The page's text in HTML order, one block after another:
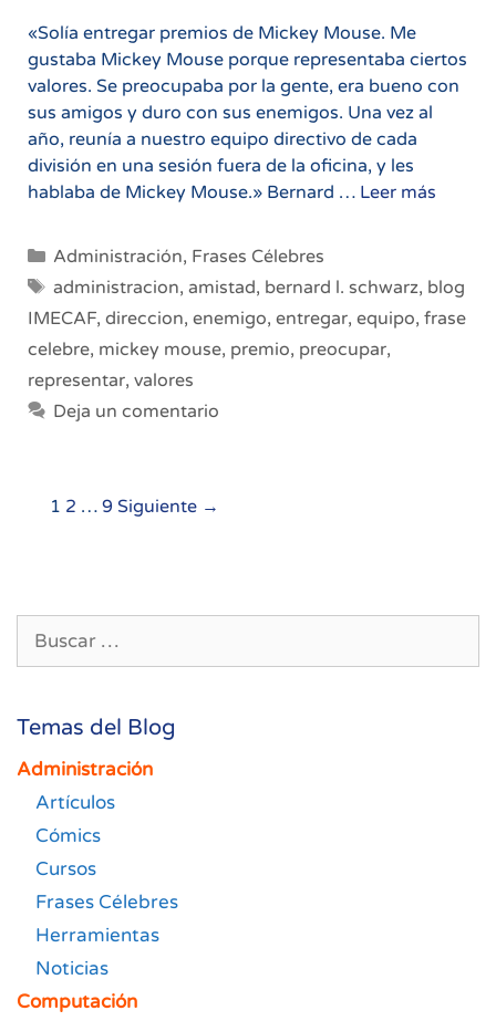
«Solía ​​entregar premios de Mickey Mouse. Me
gustaba Mickey Mouse porque representaba ciertos
valores. Se preocupaba por la gente, era bueno con
sus amigos y duro con sus enemigos. Una vez al
año, reunía a nuestro equipo directivo de cada
división en una sesión fuera de la oficina, y les
hablaba de Mickey Mouse.» Bernard … Leer más
para
Categorías
Administración, Frases Célebres
Etiquetas
administracion, amistad, bernard l. schwarz, blog
IMECAF, direccion, enemigo, entregar, equipo, frase
celebre, mickey mouse, premio, preocupar,
representar, valores
Deja un comentario
Navegación
1 2 … 9 Siguiente →
Temas del Blog
Administración
Artículos
Cómics
Cursos
Frases Célebres
Herramientas
Noticias
Computación